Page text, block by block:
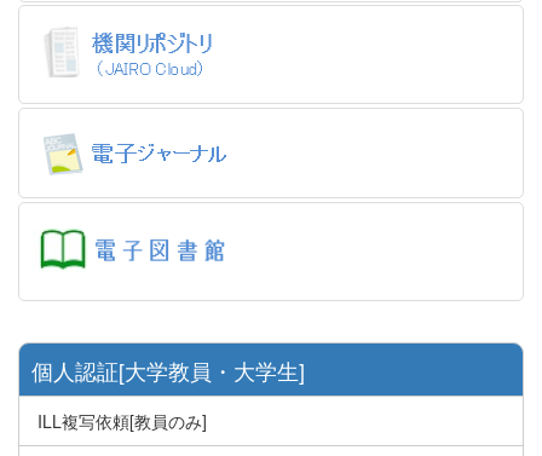
個人認証[大学教員・大学生]
ILL複写依頼[教員のみ]